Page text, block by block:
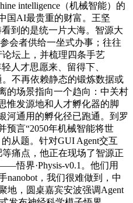
intelligence（机械智能）的
国AI最贵重的财富。王坚
到的是统一片大海。智源大
会者供给一坐式办事；往往
坛上，并梳理四条手艺
人才思愿来、留得下、
不再依赖静态的锻炼数据或
的场景指向一个趋向：中关村
惟发源地和人才孵化器的脚
河通用的孵化径已跑通。到罗
预言“2050年机械智能将世
从题。针对GUI Agent交互
痛点，他正在现场了智源正
悟界·Physis-v0.1。他们用
nanobot，我们很难做到，中
地，圆桌嘉宾安波强调Agent